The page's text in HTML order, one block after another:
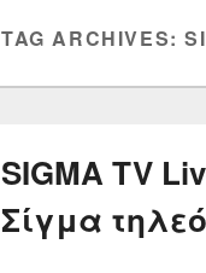
TAG ARCHIVES:
SIGMA TV
Σίγμα